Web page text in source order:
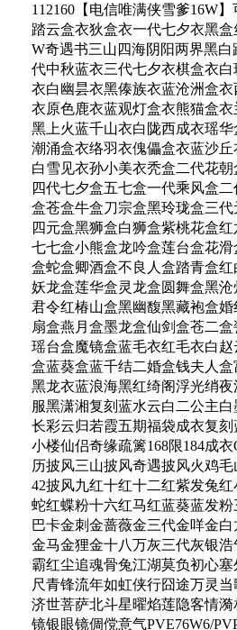
112160【电信唯满侠雪爹16W
踏云盒衣狄盒衣一代七夕衣黑
W奇遇书三山四海阴阳两界黑白
代中秋蓝衣三代七夕衣棋盒衣
衣白幽昙衣黑傣族衣蓝沧洲盒
衣原色鹿衣蓝观灯盒衣熊猫盒
黑上火蓝千山衣白陇西成衣瑶
潮涌盒衣络羽衣傀儡盒衣蓝沙
白雪见衣孙小美衣秃盒二代花
四代七夕盒五七盒一代乘风盒
盒苍盒牛盒刀宗盒黑玲珑盒三
四元盒黑狮盒白狮盒紫桃花盒
七七盒小熊盒龙吟盒莲台盒花
盒蛇盒卿酒盒不良人盒踏青盒
妖龙盒莲华盒灵龙盒圆舞盒黑
君令红椿山盒黑幽馥黑藏袍盒
扇盒燕月盒墨龙盒仙剑盒苍二
瑶台盒魔镜盒蓝毛衣红毛衣白
盒蓝葵盒蓝千结二婚盒钱夫人
黑龙衣蓝浪海黑红绮阁浮光绡
服黑潇湘复刻蓝水云白二公主
长彩云归若霞五期福袋成衣复
小楼仙侣奇缘疏篱168限184成
历披风三山披风奇遇披风火鸡
42披风九红十红十二红紫发兔
蛇红蝶粉十六红马红蓝葵蓝发
巴卡金刺金蔷薇金三代金咩金
金马金狸金十八万灰三代灰银
霸红尘追魂骨兔江湖莫负初心
尺青锋流年如虹侠行囧途万灵
济世菩萨北斗星曜焰莲隐客情
镜银眼镜倜傥意气PVE76W6/